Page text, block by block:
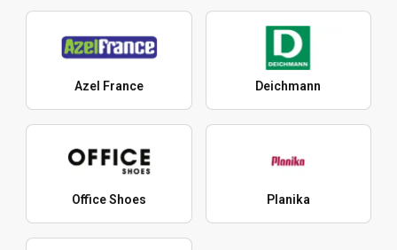
Azel France Deichmann
Office Shoes Planika